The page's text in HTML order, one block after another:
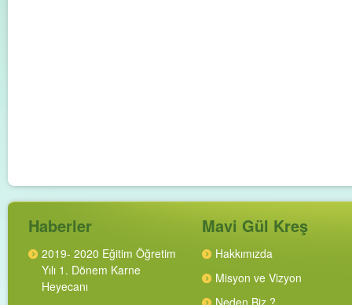
Haberler
2019- 2020 Eğitim Öğretim
Yılı 1. Dönem Karne
Heyecanı
Mavi Gül Kreş
Hakkımızda
Misyon ve Vizyon
Neden Biz ?